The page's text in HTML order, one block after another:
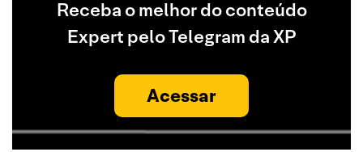
Receba o melhor do conteúdo
Expert pelo Telegram da XP
Acessar